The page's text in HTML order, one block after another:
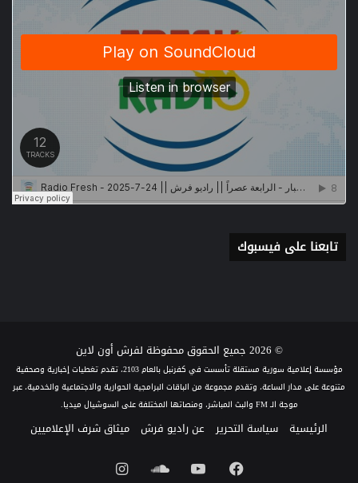
تابعنا على فيسبوك
© 2026 جميع الحقوق محفوظة لفرش أون لاين
مؤسسة إعلامية سورية مستقلة تأسست في كفرنبل بالعام 2103، تقدم تغطيات إخبارية وصحفية
متنوعة على مدار الساعة، وتقدم مجموعة من الباقات البرامجية الحوارية والاجتماعية والخدمية، عبر
موجة الـ FM والبث المباشر، ومنصاتها المختلفة على السوشيال ميديا.
الرئيسية سياسة التحرير عن راديو فرش ميثاق شرف الإعلاميين
فيسبوكيوتيوبساوندانستقرام